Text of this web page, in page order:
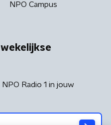
NPO Campus
Radio 1 in jouw